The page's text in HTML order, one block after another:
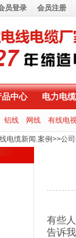
品中心 电力电缆
铝线 网线 有线电
电缆新闻.案例>>公
有些
告诉
员登录 会员注册